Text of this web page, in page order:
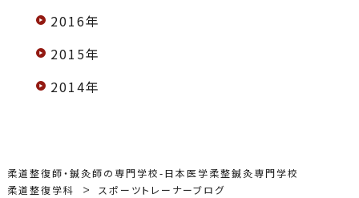
2016年
2015年
2014年
柔道整復師・鍼灸師の専門学校-日本医学柔整鍼灸専門学校
柔道整復学科
スポーツトレーナーブログ